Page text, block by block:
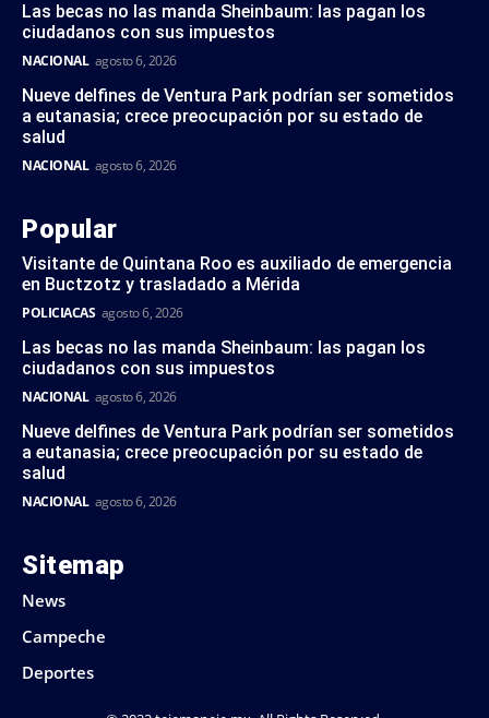
Las becas no las manda Sheinbaum: las pagan los
ciudadanos con sus impuestos
NACIONAL agosto 6, 2026
Nueve delfines de Ventura Park podrían ser sometidos
a eutanasia; crece preocupación por su estado de
salud
NACIONAL agosto 6, 2026
Popular
Visitante de Quintana Roo es auxiliado de emergencia
en Buctzotz y trasladado a Mérida
POLICIACAS agosto 6, 2026
Las becas no las manda Sheinbaum: las pagan los
ciudadanos con sus impuestos
NACIONAL agosto 6, 2026
Nueve delfines de Ventura Park podrían ser sometidos
a eutanasia; crece preocupación por su estado de
salud
NACIONAL agosto 6, 2026
Sitemap
News
Campeche
Deportes